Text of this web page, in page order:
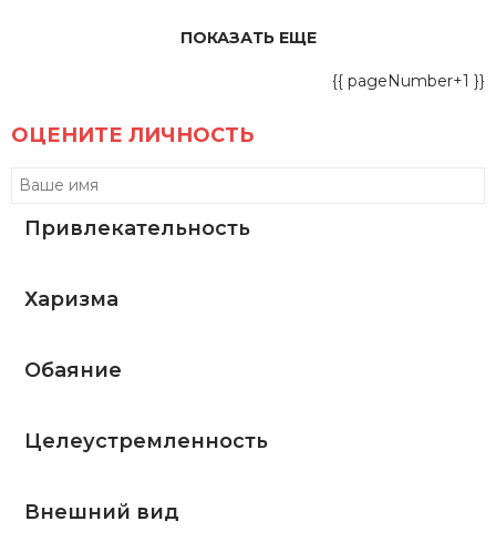
ПОКАЗАТЬ ЕЩЕ
{{ pageNumber+1 }}
ОЦЕНИТЕ ЛИЧНОСТЬ
Привлекательность
Харизма
Обаяние
Целеустремленность
Внешний вид